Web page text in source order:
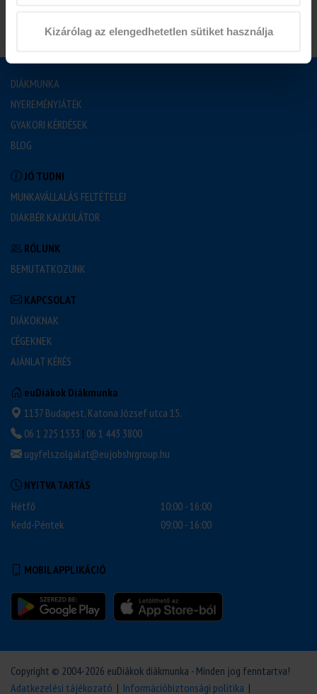
Kizárólag az elengedhetetlen sütiket használja
Informatikai és mérnöki munkák
DIÁKMUNKA
NYEREMÉNYJÁTÉK
GYAKORI KÉRDÉSEK
BLOG
JÓ TUDNI
MUNKAVÁLLALÁS FELTÉTELEI
DIÁKBÉR KALKULÁTOR
RÓLUNK
BEMUTATKOZUNK
KAPCSOLAT
DIÁKOKNAK
CÉGEKNEK
AJÁNLAT KÉRÉS
euDiákok Diákmunka
1137 Budapest, Katona József utca 15.
06 1 225 1533 | 06 1 443 3800
ugyfelszolgalat@eujobshrgroup.hu
NYITVA TARTÁS
Hétfő
10:00 - 16:00
Kedd-Péntek
09:00 - 16:00
MOBIL APPLIKÁCIÓ
Copyright © 2004-2026 euDiákok diákmunka - Minden jog fenntartva!
Adatkezelési tájékozató | Információbiztonsági politika |